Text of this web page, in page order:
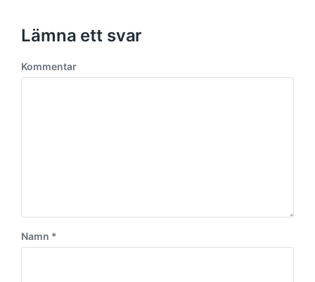
Lämna ett svar
Kommentar
Namn *